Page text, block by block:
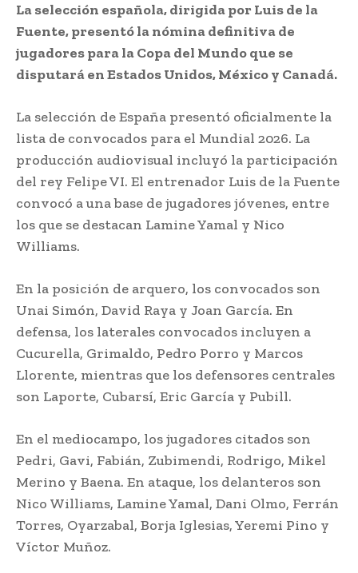
La selección española, dirigida por Luis de la
Fuente, presentó la nómina definitiva de
jugadores para la Copa del Mundo que se
disputará en Estados Unidos, México y Canadá.
La selección de España presentó oficialmente la
lista de convocados para el Mundial 2026. La
producción audiovisual incluyó la participación
del rey Felipe VI. El entrenador Luis de la Fuente
convocó a una base de jugadores jóvenes, entre
los que se destacan Lamine Yamal y Nico
Williams.
En la posición de arquero, los convocados son
Unai Simón, David Raya y Joan García. En
defensa, los laterales convocados incluyen a
Cucurella, Grimaldo, Pedro Porro y Marcos
Llorente, mientras que los defensores centrales
son Laporte, Cubarsí, Eric García y Pubill.
En el mediocampo, los jugadores citados son
Pedri, Gavi, Fabián, Zubimendi, Rodrigo, Mikel
Merino y Baena. En ataque, los delanteros son
Nico Williams, Lamine Yamal, Dani Olmo, Ferrán
Torres, Oyarzabal, Borja Iglesias, Yeremi Pino y
Víctor Muñoz.